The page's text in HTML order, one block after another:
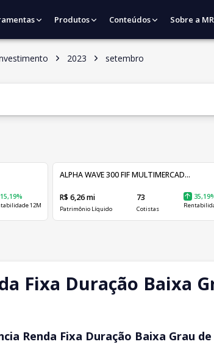
Produtos Conteúdos Sobre a MR
2023 setembro
15,19%
12M
ALPHA WAVE 300 FIF MULTIMERCAD...
R$ 6,26 mi
Patrimônio Líquido
73
Cotistas
Fixa Duração Baixa
Renda Fixa Duração Baixa Grau